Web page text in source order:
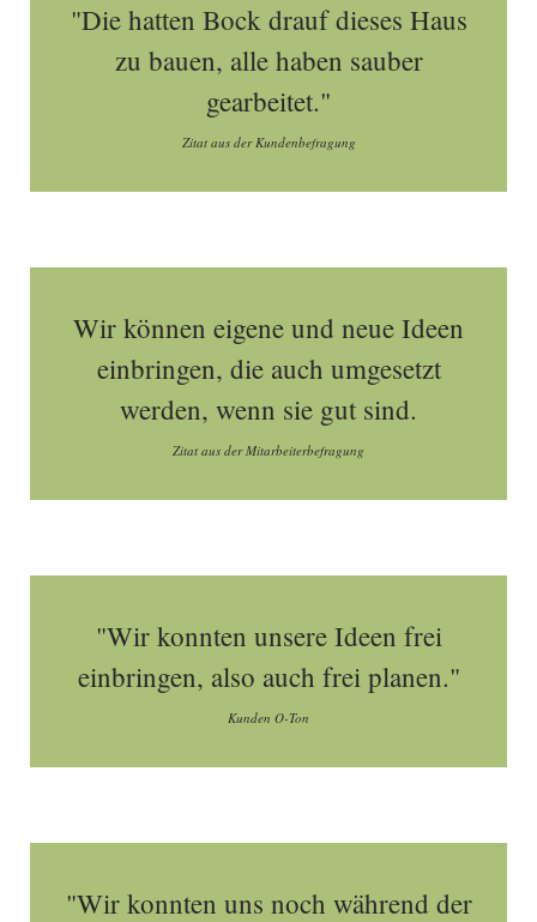
"Die hatten Bock drauf dieses Haus
zu bauen, alle haben sauber
gearbeitet."
Zitat aus der Kundenbefragung
Wir können eigene und neue Ideen
einbringen, die auch umgesetzt
werden, wenn sie gut sind.
Zitat aus der Mitarbeiterbefragung
"Wir konnten unsere Ideen frei
einbringen, also auch frei planen."
Kunden O-Ton
"Wir konnten uns noch während der